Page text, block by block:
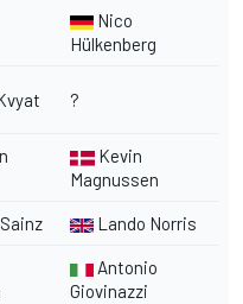
Nico
Hülkenberg
?
Kevin
Magnussen
Lando Norris
Antonio
Giovinazzi